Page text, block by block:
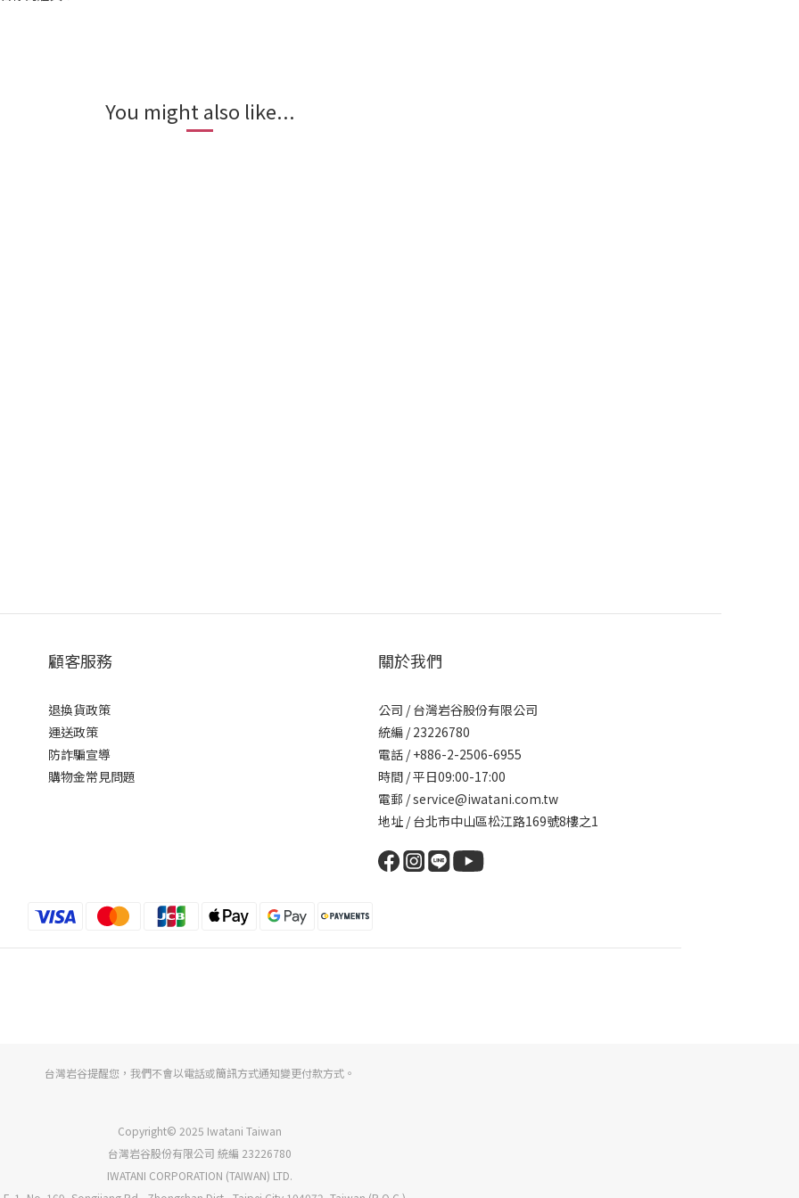
You might also like...
顧客服務
退換貨政策
運送政策
防詐騙宣導
購物金常見問題
關於我們
公司 / 台灣岩谷股份有限公司
統編 / 23226780
電話 / +886-2-2506-6955
時間 / 平日09:00-17:00
電郵 / service@iwatani.com.tw
地址 / 台北市中山區松江路169號8樓之1
台灣岩谷提醒您，我們不會以電話或簡訊方式通知變更付款方式。
Copyright© 2025 Iwatani Taiwan
台灣岩谷股份有限公司 統編 23226780
IWATANI CORPORATION (TAIWAN) LTD.